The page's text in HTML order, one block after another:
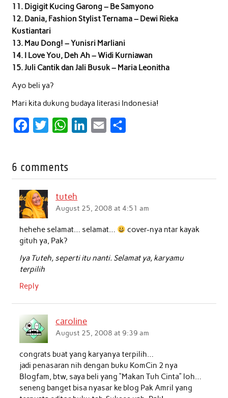
11. Digigit Kucing Garong – Be Samyono
12. Dania, Fashion Stylist Ternama – Dewi Rieka
Kustiantari
13. Mau Dong! – Yunisri Marliani
14. I Love You, Deh Ah – Widi Kurniawan
15. Juli Cantik dan Jali Busuk – Maria Leonitha
Ayo beli ya?
Mari kita dukung budaya literasi Indonesia!
e
o
o
k
t
W
t
A
p
n
6 comments
tuteh
August 25, 2008 at 4:51 am
hehehe selamat… selamat…
cover-nya ntar kayak
gituh ya, Pak?
Iya Tuteh, seperti itu nanti. Selamat ya, karyamu
terpilih
Reply
caroline
August 25, 2008 at 9:39 am
congrats buat yang karyanya terpilih…
jadi penasaran nih dengan buku KomCin 2 nya
Blogfam, btw, saya beli yang “Makan Tuh Cinta” loh…
seneng banget bisa nyasar ke blog Pak Amril yang